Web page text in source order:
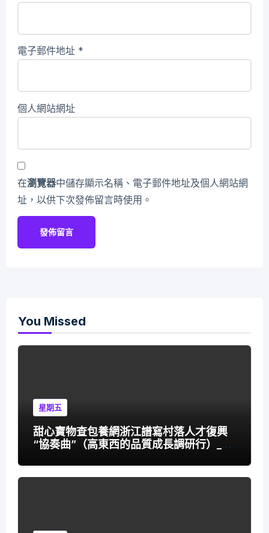
電子郵件地址 *
個人網站網址
在瀏覽器中儲存顯示名稱、電子郵件地址及個人網站網
址，以供下次發佈留言時使用。
You Missed
星期五
甜心寶物查包養網浙江譜寫村落人才復興
“協奏曲”（高東西的品質成長調研行）_中